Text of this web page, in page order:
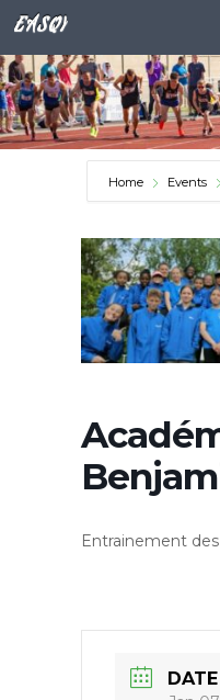
Skip to content
EASQY
Home Events
Entrainement
DATE